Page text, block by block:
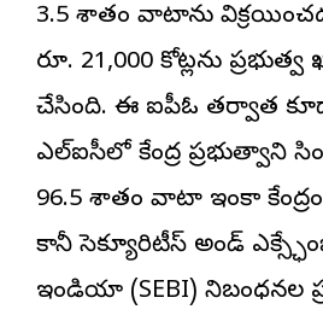
3.5 శాతం వాటాను
రూ. 21,000 కోట్లను
చేసింది. ఈ ఐపీఓ తర్వాత కూడా
ఎల్ఐసీలో కేంద్ర ప్రభుత్వానిదే
96.5 శాతం వాటా ఇంకా
కానీ సెక్యూరిటీస్ అండ్
ఇండియా (SEBI) నిబంధనల